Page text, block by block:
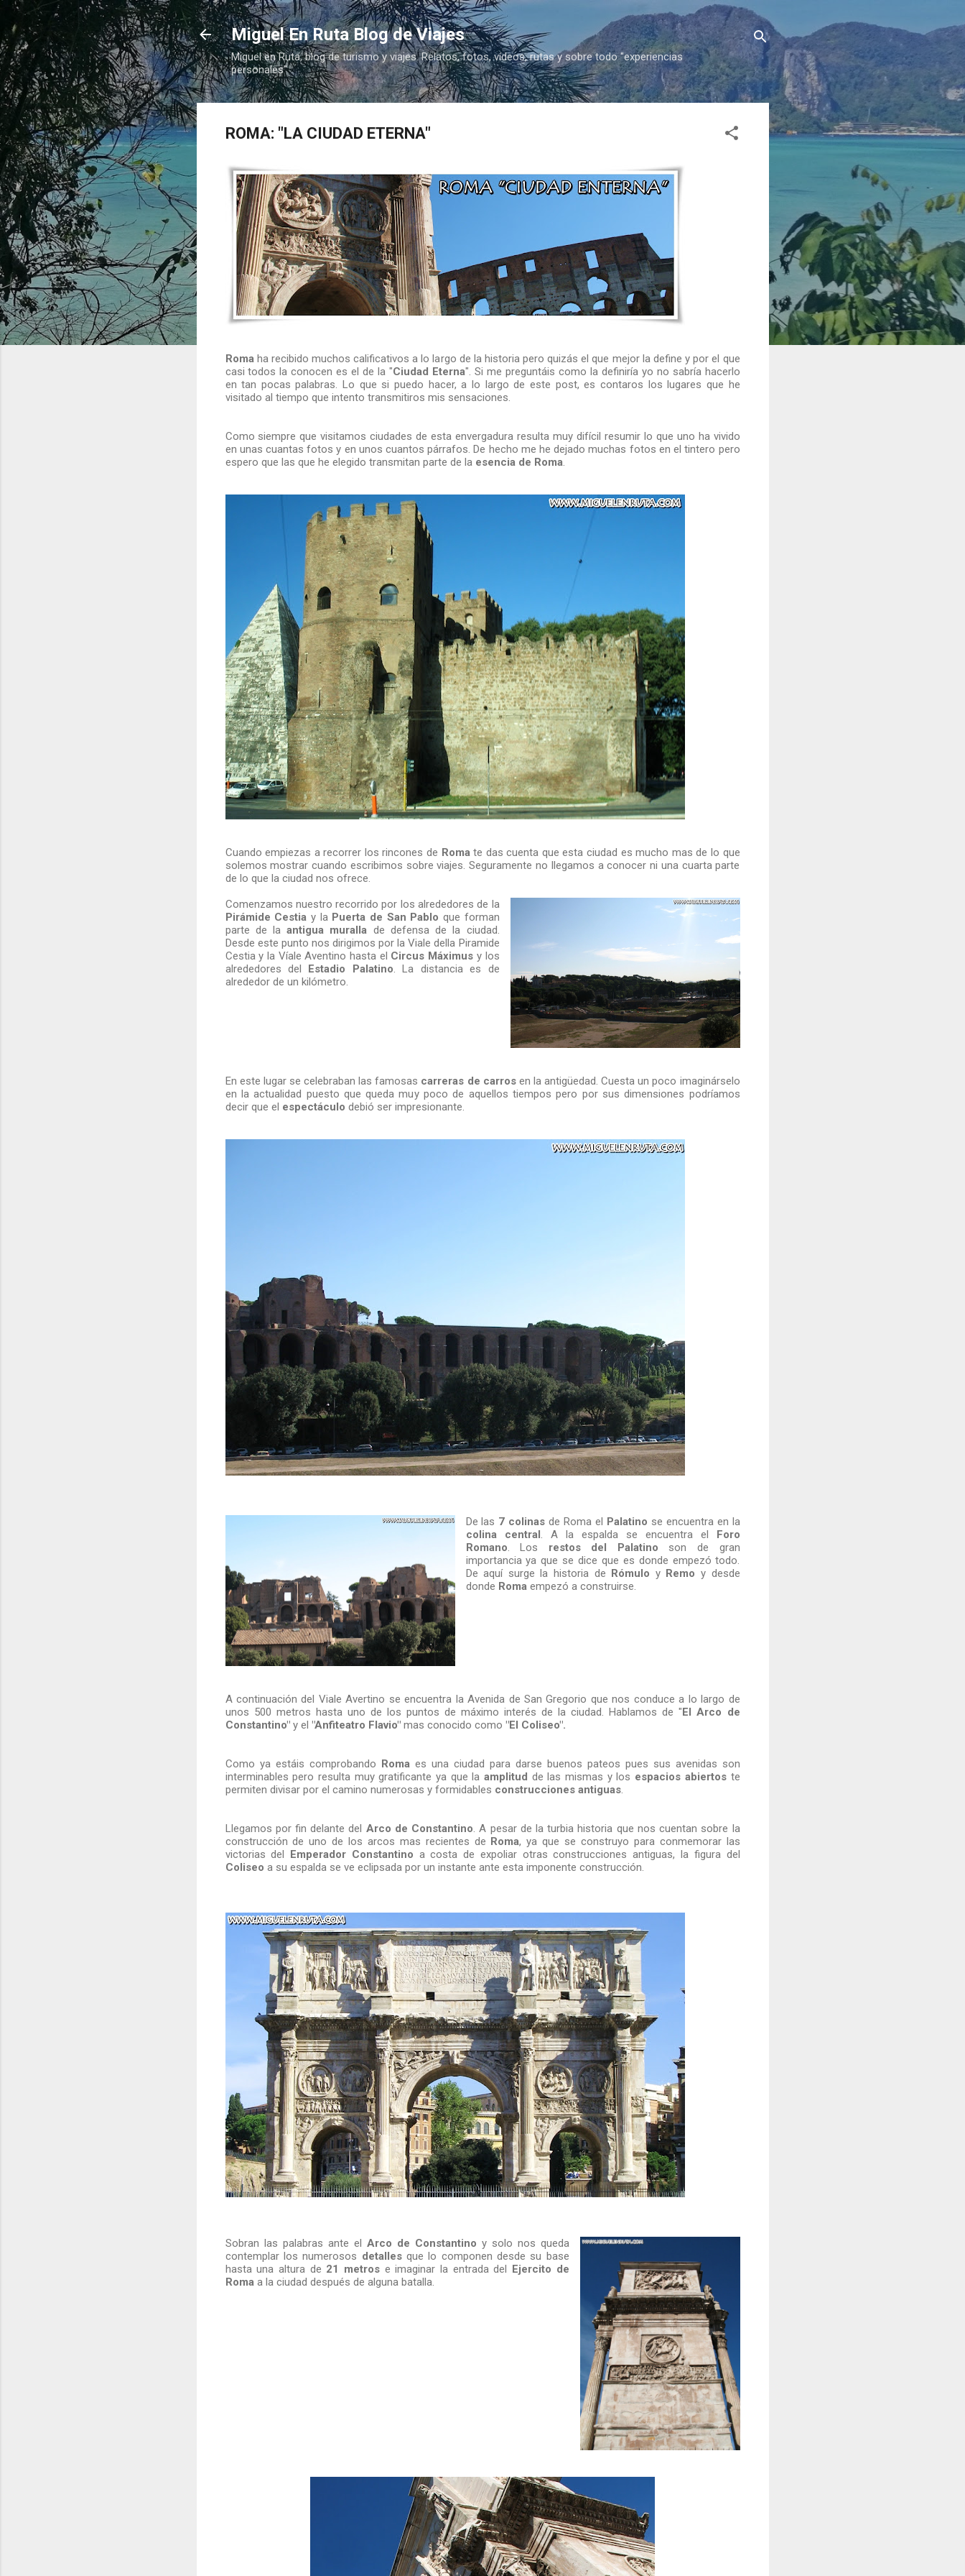
Ir al contenido principal
Miguel En Ruta Blog de Viajes
Miguel en Ruta, blog de turismo y viajes. Relatos, fotos, vídeos, rutas y sobre todo "experiencias
personales"
ROMA: "LA CIUDAD ETERNA"
Roma ha recibido muchos calificativos a lo largo de la historia pero quizás el que mejor la define y por el que
casi todos la conocen es el de la "Ciudad Eterna". Si me preguntáis como la definiría yo no sabría hacerlo
en tan pocas palabras. Lo que si puedo hacer, a lo largo de este post, es contaros los lugares que he
visitado al tiempo que intento transmitiros mis sensaciones.
Como siempre que visitamos ciudades de esta envergadura resulta muy difícil resumir lo que uno ha vivido
en unas cuantas fotos y en unos cuantos párrafos. De hecho me he dejado muchas fotos en el tintero pero
espero que las que he elegido transmitan parte de la esencia de Roma
Cuando empiezas a recorrer los rincones de Roma te das cuenta que esta ciudad es mucho mas de lo que
solemos mostrar cuando escribimos sobre viajes. Seguramente no llegamos a conocer ni una cuarta parte
de lo que la ciudad nos ofrece.
Comenzamos nuestro recorrido por los alrededores de la
Pirámide Cestia y la Puerta de San Pablo que forman
parte de laantigua muralla de defensa de la ciudad.
Desde este punto nos dirigimos por la Viale della Piramide
Cestia y la Víale Aventino hasta el Circus Máximus y los
alrededores del Estadio Palatino . La distancia es de
alrededor de un kilómetro.
En este lugar se celebraban las famosas carreras de carrosen la antigüedad. Cuesta un poco imaginárselo
en la actualidad puesto que queda muy poco de aquellos tiempos pero por sus dimensiones podríamos
decir que el espectáculo debió ser impresionante.
De las 7 colinasde Roma el Palatino se encuentra en la
colina central . A la espalda se encuentra el Foro
Romano . Los restos del Palatino son de gran
importancia ya que se dice que es donde empezó todo.
De aquí surge la historia de Rómulo yRemo y desde
donde Roma empezó a construirse.
A continuación del Viale Avertino se encuentra la Avenida de San Gregorio que nos conduce a lo largo de
unos 500 metros hasta uno de los puntos de máximo interés de la ciudad. Hablamos de "El Arco de
Constantino" y el "Anfiteatro Flavio" mas conocido como "El Coliseo".
Como ya estáis comprobando Romaes una ciudad para darse buenos pateos pues sus avenidas son
interminables pero resulta muy gratificante ya que la amplitud de las mismas y los espacios abiertoste
permiten divisar por el camino numerosas y formidables construcciones antiguas.
Llegamos por fin delante del Arco de Constantino. A pesar de la turbia historia que nos cuentan sobre la
construcción de uno de los arcos mas recientes de Roma, ya que se construyo para conmemorar las
victorias del Emperador Constantino a costa de expoliar otras construcciones antiguas, la figura del
Coliseo a su espalda se ve eclipsada por un instante ante esta imponente construcción.
Sobran las palabras ante el Arco de Constantino y solo nos queda
contemplar los numerosos detalles que lo componen desde su base
hasta una altura de 21 metrose imaginar la entrada del Ejercito de
Romaa la ciudad después de alguna batalla.